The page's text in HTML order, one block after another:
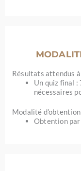
Résultats attendus
Un quiz final :
nécessaires
Modalité d’obtention
Obtention